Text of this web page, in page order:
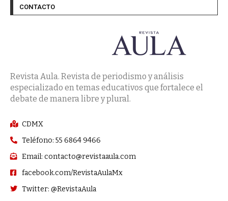
CONTACTO
Revista Aula. Revista de periodismo y análisis
especializado en temas educativos que fortalece el
debate de manera libre y plural.
CDMX
Teléfono: 55 6864 9466
Email: contacto@revistaaula.com
facebook.com/RevistaAulaMx
Twitter: @RevistaAula